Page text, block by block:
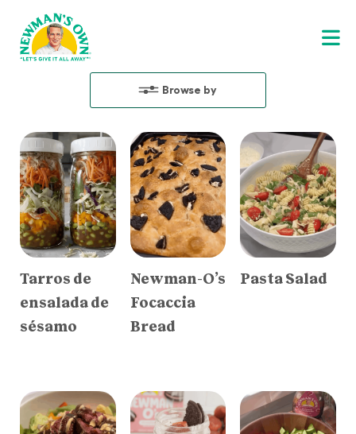
Browse by
Tarros de
ensalada de
sésamo
Newman-O’s
Focaccia
Bread
Pasta Salad